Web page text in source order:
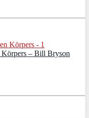
Körpers – Bill Bryson